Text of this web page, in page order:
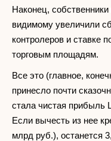
Наконец,
видимому увеличили
контролеров и ставке
торговым площадям.
Все это (главное,
принесло почти
стала чистая
Если вычесть из нее
млрд руб.), останется